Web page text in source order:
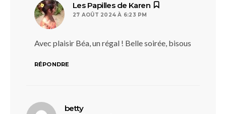
Les Papilles de Karen
27 AOÛT 2024 À 6:23 PM
Avec plaisir Béa, un régal ! Belle soirée, bisous
RÉPONDRE
bettydit :